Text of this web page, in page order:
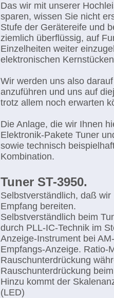
Das wir mit unserer
sparen, wissen Sie nicht
Stufe der Gerätereife und
ziemlich überflüssig, auf
Einzelheiten weiter
elektronischen
Wir werden uns also
anzuführen und uns auf
trotz allem noch erwarten
Die Anlage, die wir Ihnen
Elektronik-Pakete Tuner
sowie technisch
Kombination.
Tuner ST-3950.
Selbstverständlich, daß
Empfang bereiten.
Selbstverständlich beim
durch PLL-IC-Technik im
Anzeige-Instrument bei
Empfangs-Anzeige. Ratio-
Rauschunterdrückung
Rauschunterdrückung
Hinzu kommt der
(LED)